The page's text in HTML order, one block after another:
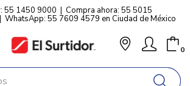
55 1450 9000 | Compra ahora: 55 5015
| WhatsApp: 55 7609 4579 en Ciudad de México
0
Puedes hacerme cualquier
ayudarte 👋